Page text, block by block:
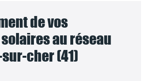
de vos
au réseau
cher (41)